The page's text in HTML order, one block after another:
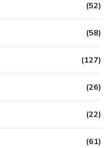
(52)
(58)
(127)
(26)
(22)
(61)